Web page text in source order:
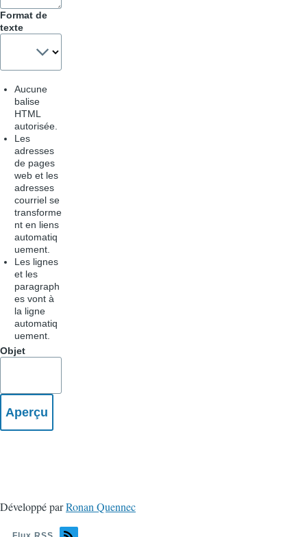
Format de
texte
Aucune
balise
HTML
autorisée.
Les
adresses
de pages
web et les
adresses
courriel se
transforme
nt en liens
automatiq
uement.
Les lignes
et les
paragraph
es vont à
la ligne
automatiq
uement.
Objet
Développé parRonan Quennec